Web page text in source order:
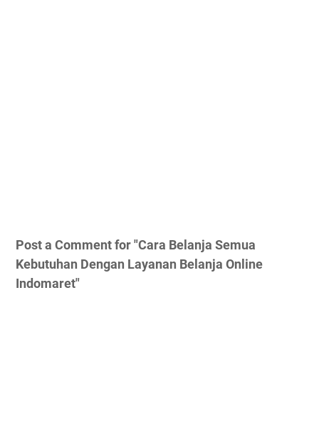
Post a Comment for "Cara Belanja Semua
Kebutuhan Dengan Layanan Belanja Online
Indomaret"